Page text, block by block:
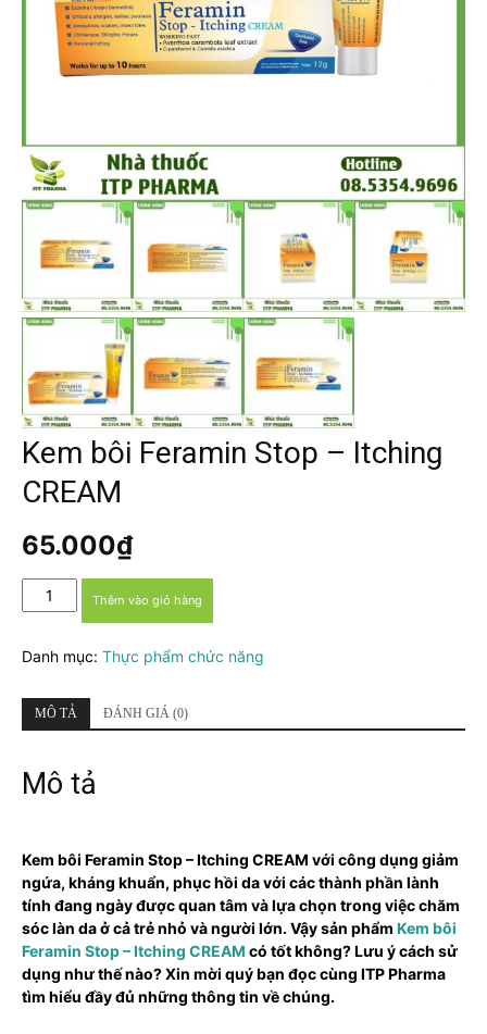
Kem bôi Feramin Stop – Itching
CREAM
65.000₫
Kem
bôi
Stop
Itching
lượng
Thêm vào giỏ hàng
Danh mục: Thực phẩm chức năng
MÔ TẢ ĐÁNH GIÁ (0)
Mô tả
Kem bôi Feramin Stop – Itching CREAM với công dụng giảm
ngứa, kháng khuẩn, phục hồi da với các thành phần lành
tính đang ngày được quan tâm và lựa chọn trong việc chăm
sóc làn da ở cả trẻ nhỏ và người lớn. Vậy sản phẩm Kem bôi
Feramin Stop – Itching CREAM có tốt không? Lưu ý cách sử
dụng như thế nào? Xin mời quý bạn đọc cùng ITP Pharma
tìm hiểu đầy đủ những thông tin về chúng.